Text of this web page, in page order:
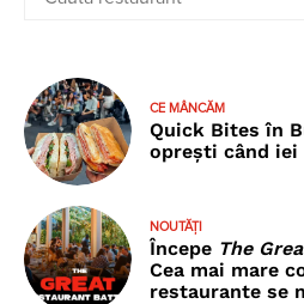
CE MÂNCĂM
Quick Bites în
oprești când iei
NOUTĂȚI
Începe The
Cea mai mare
restaurante se